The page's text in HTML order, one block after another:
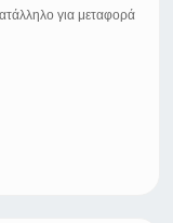
για μεταφορά